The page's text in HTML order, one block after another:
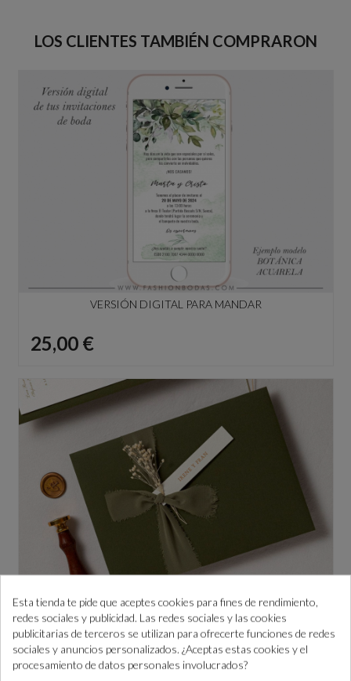
LOS CLIENTES TAMBIÉN COMPRARON
VERSIÓN DIGITAL PARA MANDAR
Precio
25,00 €
DECORACIÓN sobres invitaciones boda con cinta
deshilachada
Precio
1,05 €
Esta tienda te pide que aceptes cookies para fines de rendimiento,
redes sociales y publicidad. Las redes sociales y las cookies
publicitarias de terceros se utilizan para ofrecerte funciones de redes
sociales y anuncios personalizados. ¿Aceptas estas cookies y el
procesamiento de datos personales involucrados?